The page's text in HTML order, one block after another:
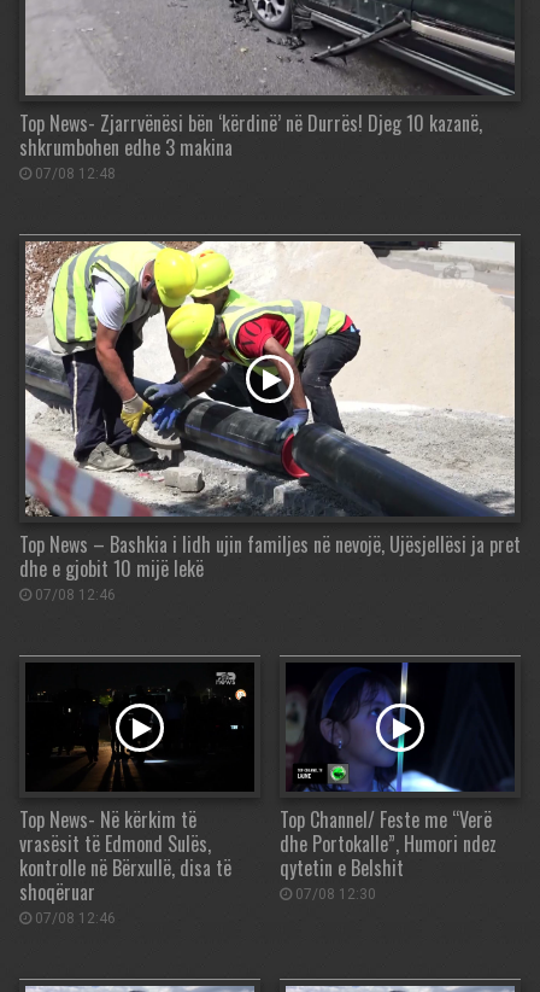
Top News- Zjarrvënësi bën ‘kërdinë’ në Durrës! Djeg 10 kazanë,
shkrumbohen edhe 3 makina
07/08 12:48
Top News – Bashkia i lidh ujin familjes në nevojë, Ujësjellësi ja pret
dhe e gjobit 10 mijë lekë
07/08 12:46
Top News- Në kërkim të
vrasësit të Edmond Sulës,
kontrolle në Bërxullë, disa të
shoqëruar
07/08 12:46
Top Channel/ Feste me “Verë
dhe Portokalle”, Humori ndez
qytetin e Belshit
07/08 12:30